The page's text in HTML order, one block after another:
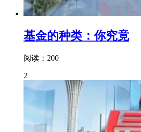
基金的种类：你究竟
阅读：200
2